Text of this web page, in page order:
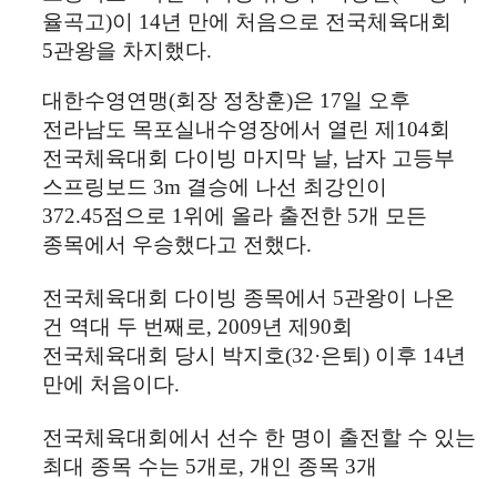
율곡고)이 14년 만에 처음으로 전국체육대회
5관왕을 차지했다.
대한수영연맹(회장 정창훈)은 17일 오후
전라남도 목포실내수영장에서 열린 제 104회
전국체육대회 다이빙 마지막 날, 남자 고등부
스프링보드 3m 결승에 나선 최강인이
372.45점으로 1 위에 올라 출전한 5개 모든
종목에서 우승했다고 전했다.
전국체육대회 다이빙 종목에서 5관왕이 나온
건 역대 두 번째로, 2009년 제 90회
전국체육대회 당시 박지호(32·은퇴 ) 이후 14년
만에 처음이다.
전국체육대회에서 선수 한 명이 출전할 수 있는
최대 종목 수는 5개로, 개인 종목 3개